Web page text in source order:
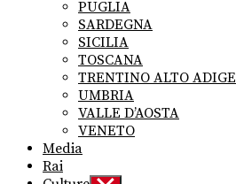
PUGLIA
SARDEGNA
SICILIA
TOSCANA
TRENTINO ALTO ADIGE
UMBRIA
VALLE D’AOSTA
VENETO
Media
Rai